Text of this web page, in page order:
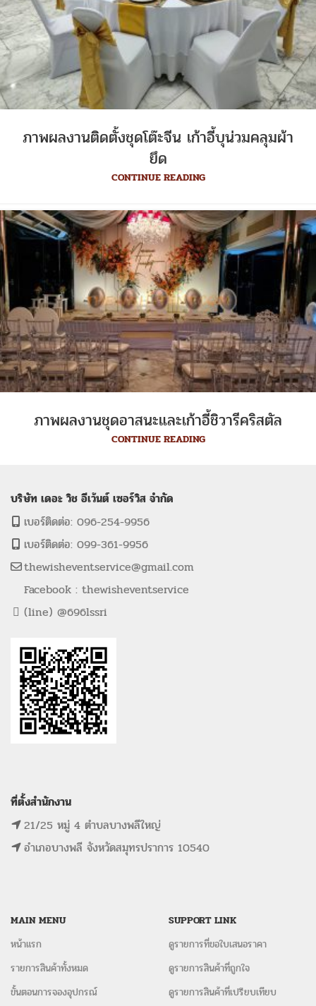
ภาพผลงานติดตั้งชุดโต๊ะจีน เก้าอี้บุน่วมคลุมผ้า
ยึด
CONTINUE READING
ภาพผลงานชุดอาสนะและเก้าอี้ชิวารีคริสตัล
CONTINUE READING
บริษัท เดอะ วิช อีเว้นต์ เซอร์วิส จำกัด
เบอร์ติดต่อ: 096-254-9956
เบอร์ติดต่อ: 099-361-9956
thewisheventservice@gmail.com
Facebook : thewisheventservice
(line) @696lssri
ที่ตั้งสำนักงาน
21/25 หมู่ 4 ตำบลบางพลีใหญ่
อำเภอบางพลี จังหวัดสมุทรปราการ 10540
MAIN MENU
หน้าแรก
รายการสินค้าทั้งหมด
ขั้นตอนการจองอุปกรณ์
SUPPORT LINK
ดูรายการที่ขอใบเสนอราคา
ดูรายการสินค้าที่ถูกใจ
ดูรายการสินค้าที่เปรียบเทียบ